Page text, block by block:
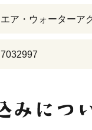
エア・ウォーターア
7032997